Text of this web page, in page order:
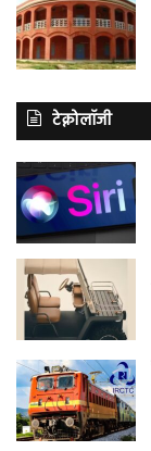
टेक्नोलॉजी